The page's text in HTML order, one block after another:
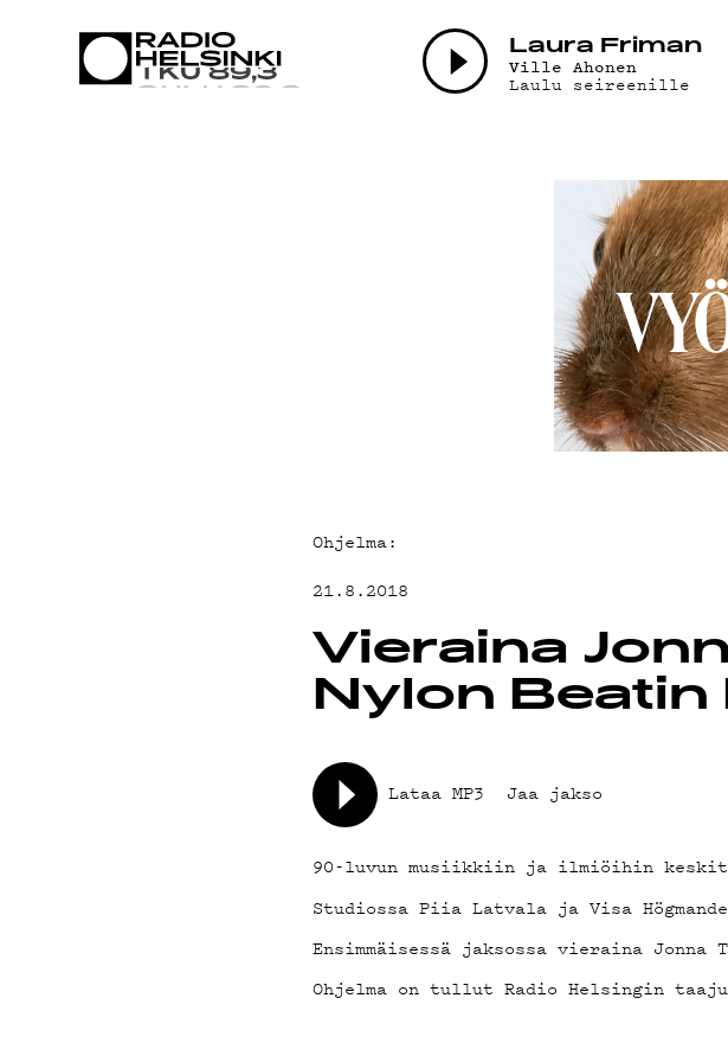
Laura Friman
Ville Ahonen
Laulu seireenille
AJANKOHTAISTA
MAINOSTA
YHTEYSTIEDOT
G LIVELAB
YSTÄVÄKLUBI
TIETOSUOJA
Ohjelma:
21.8.2018
Vieraina
Nylon Beatin
Lataa MP3 Jaa jakso
90-luvun musiikkiin ja ilmiöihin
Studiossa Piia Latvala ja Visa
Ensimmäisessä jaksossa vieraina Jonna
Ohjelma on tullut Radio Helsingin